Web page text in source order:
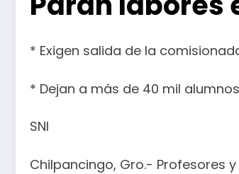
* Exigen salida de la
* Dejan a más de 40 mil
SNI
Chilpancingo, Gro.- Profesores